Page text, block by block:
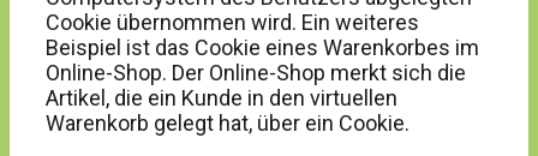
Cookie übernommen wird. Ein weiteres
Beispiel ist das Cookie eines Warenkorbes im
Online-Shop. Der Online-Shop merkt sich die
Artikel, die ein Kunde in den virtuellen
Warenkorb gelegt hat, über ein Cookie.